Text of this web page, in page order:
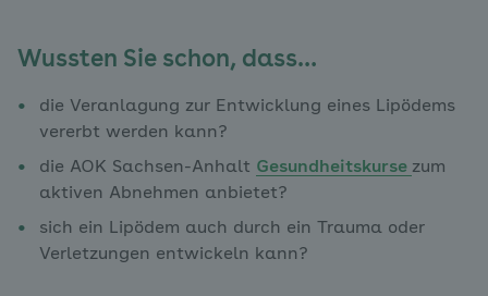
Wussten Sie schon, dass…
die Veranlagung zur Entwicklung eines Lipödems
vererbt werden kann?
die AOK Sachsen-Anhalt Gesundheitskurse zum
aktiven Abnehmen anbietet?
sich ein Lipödem auch durch ein Trauma oder
Verletzungen entwickeln kann?